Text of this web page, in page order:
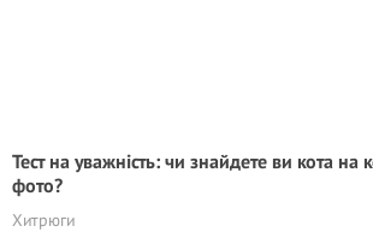
Тест на уважність: чи знайдете ви кота
фото?
Хитрюги